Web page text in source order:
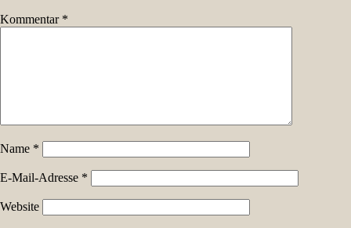
Kommentar *
Name *
E-Mail-Adresse *
Website